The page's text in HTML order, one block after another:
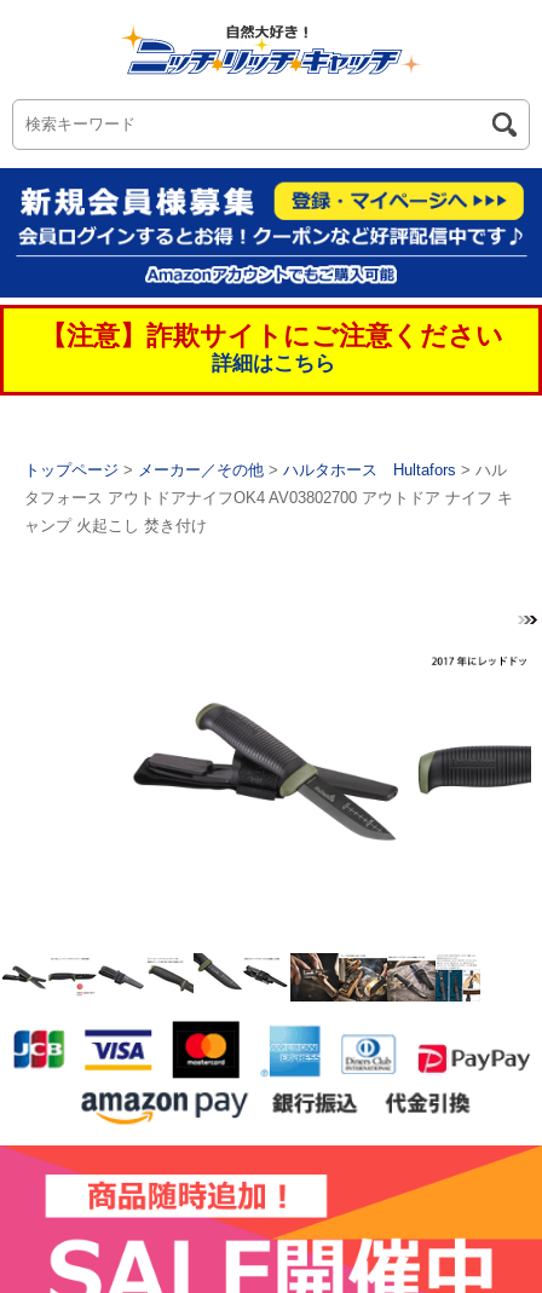
【注意】詐欺サイトにご注意ください
詳細はこちら
トップページ > メーカー／その他 > ハルタホース Hultafors > ハル
タフォース アウトドアナイフOK4 AV03802700 アウトドア ナイフ キ
ャンプ 火起こし 焚き付け